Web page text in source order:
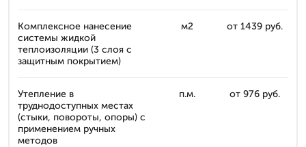
Комплексное нанесение
системы жидкой
теплоизоляции (3 слоя с
защитным покрытием)
м2 от 1439 руб.
Утепление в
труднодоступных местах
(стыки, повороты, опоры) с
применением ручных
методов
п.м. от 976 руб.